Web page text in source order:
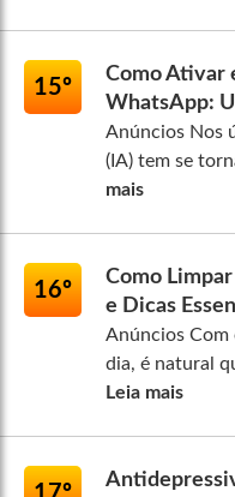
15º
Como Ativar
WhatsApp:
Anúncios Nos
(IA) tem se
mais
16º
Como
e Dicas
Anúncios Com
dia, é natural
Leia mais